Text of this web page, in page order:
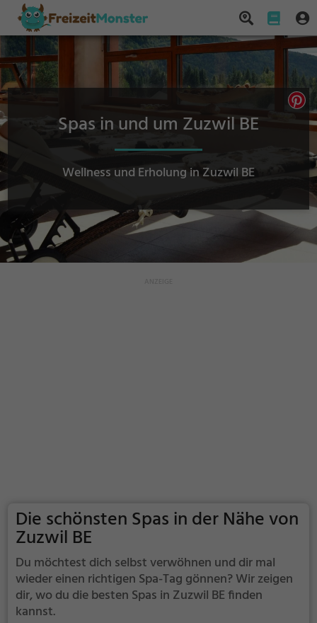
Spas in und um Zuzwil BE
Wellness und Erholung in Zuzwil BE
Die schönsten Spas in der Nähe von
Zuzwil BE
Du möchtest dich selbst verwöhnen und dir mal
wieder einen richtigen Spa-Tag gönnen? Wir zeigen
dir, wo du die besten Spas in Zuzwil BE finden
kannst.